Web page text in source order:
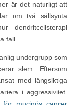
är det naturligt att
om två sällsynta
dendritcellsterapi
fall.
undergrupp som
slem. Eftersom
med långsiktiga
i aggressivitet.